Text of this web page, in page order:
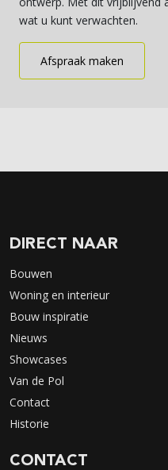
wat u kunt verwachten.
Afspraak maken
DIRECT NAAR
Bouwen
Woning en interieur
Bouw inspiratie
Nieuws
Showcases
Van de Pol
Contact
Historie
CONTACT